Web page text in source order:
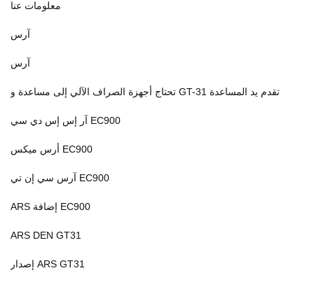
معلومات عنا
آرس
آرس
تحتاج أجهزة الصراف الآلي إلى مساعدة و GT-31 تقدم يد المساعدة
آر إس إس دي سي EC900
أرس ميكس EC900
آرس سي إن تي EC900
ARS إضافة EC900
ARS DEN GT31
إصدار ARS GT31